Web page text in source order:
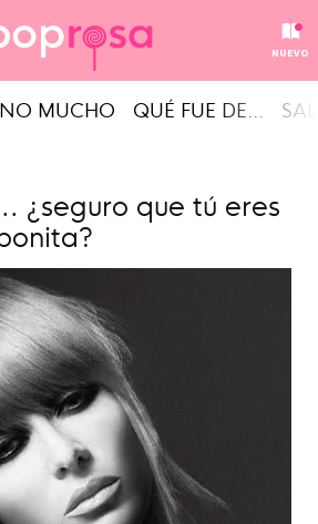
NUEVO
MUCHO QUÉ FUE DE...
¿seguro que tú eres